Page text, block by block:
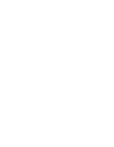
Sierra Nevada
telecabina